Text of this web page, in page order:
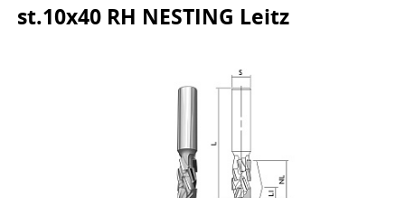
st.10x40 RH NESTING Leitz